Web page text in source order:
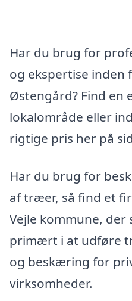
Har du brug for
og ekspertise
Østengård? Find en
lokalområde eller
rigtige pris her på
Har du brug for
af træer, så find et
Vejle kommune, der
primært i at udføre
og beskæring for
virksomheder.